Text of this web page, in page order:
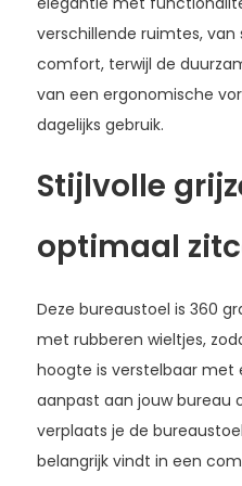
verschillende ruimtes,
comfort, terwijl de
van een ergonomische
dagelijks gebruik.
Stijlvolle
optimaal
Deze bureaustoel is 360
met rubberen wieltjes,
hoogte is verstelbaar met
aanpast aan jouw bureau
verplaats je de
belangrijk vindt in een